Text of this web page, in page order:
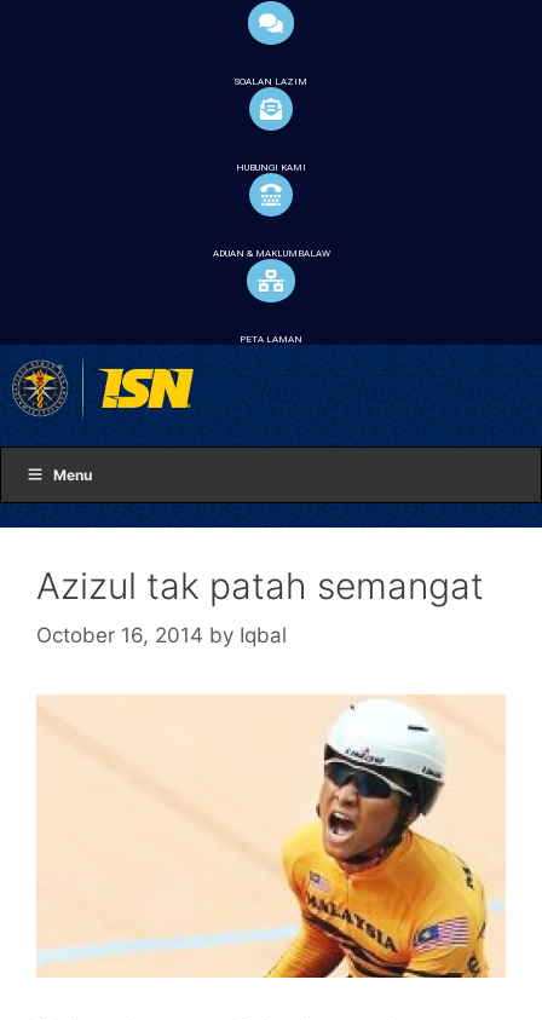
SOALAN LAZIM
HUBUNGI KAMI
ADUAN & MAKLUMBALAW
PETA LAMAN
Menu
Azizul tak patah semangat
October 16, 2014 by Iqbal